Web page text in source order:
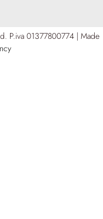
P.iva 01377800774 | Made